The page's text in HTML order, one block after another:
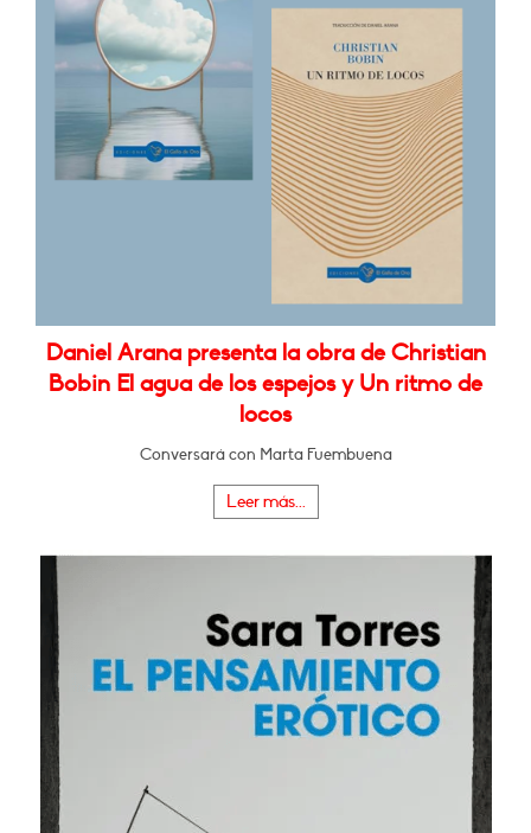
Daniel Arana presenta la obra de Christian
Bobin El agua de los espejos y Un ritmo de
locos
Conversará con Marta Fuembuena
Leer más...